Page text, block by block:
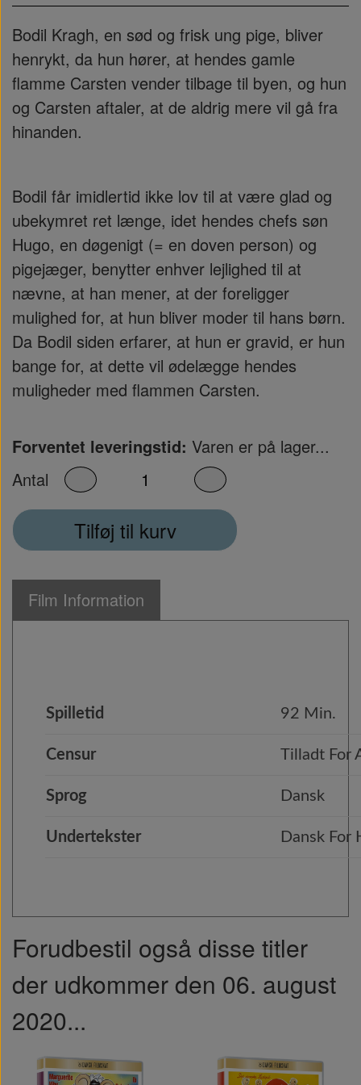
Bodil Kragh, en sød og frisk ung pige, bliver
henrykt, da hun hører, at hendes gamle
flamme Carsten vender tilbage til byen, og hun
og Carsten aftaler, at de aldrig mere vil gå fra
hinanden.
Bodil får imidlertid ikke lov til at være glad og
ubekymret ret længe, idet hendes chefs søn
Hugo, en døgenigt (= en doven person) og
pigejæger, benytter enhver lejlighed til at
nævne, at han mener, at der foreligger
mulighed for, at hun bliver moder til hans børn.
Da Bodil siden erfarer, at hun er gravid, er hun
bange for, at dette vil ødelægge hendes
muligheder med flammen Carsten.
Forventet leveringstid: Varen er på lager...
Antal
Tilføj til kurv
Film Information
Spilletid 92 Min.
Censur Tilladt For
Sprog Dansk
Undertekster Dansk For
Forudbestil også disse titler
der udkommer den 06. august
2020...